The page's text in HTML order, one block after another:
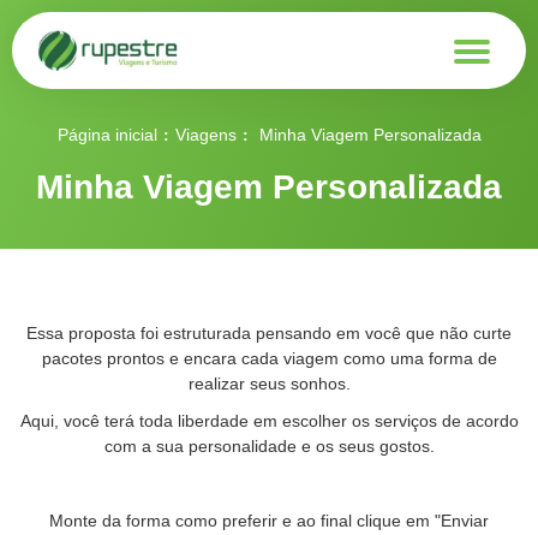
Página inicial Viagens Minha Viagem Personalizada
Minha Viagem Personalizada
Essa proposta foi estruturada pensando em você que não curte
pacotes prontos e encara cada viagem como uma forma de
realizar seus sonhos.
Aqui, você terá toda liberdade em escolher os serviços de acordo
com a sua personalidade e os seus gostos.
Monte da forma como preferir e ao final clique em "Enviar